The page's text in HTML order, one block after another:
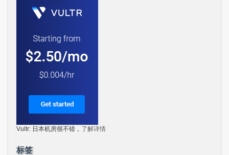
Vultr: 日本机房很不错， 了解详情
标签